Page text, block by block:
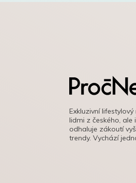
Exkluzivní
lidmi z českého, ale
odhaluje zákoutí
trendy. Vychází